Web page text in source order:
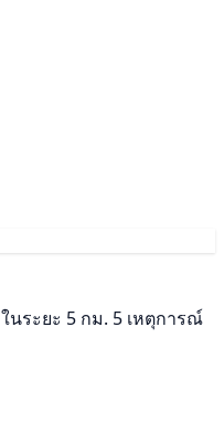
ในระยะ 5 กม. 5 เหตุการณ์